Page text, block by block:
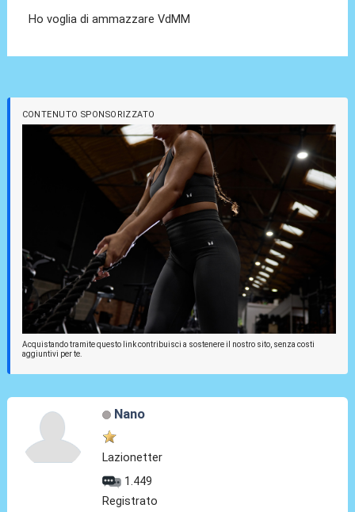
Ho voglia di ammazzare VdMM
CONTENUTO SPONSORIZZATO
Acquistando tramite questo link contribuisci a sostenere il nostro sito, senza costi
aggiuntivi per te.
Nano
Lazionetter
1.449
Registrato